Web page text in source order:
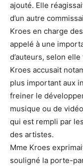
ajouté. Elle
d’un autre
Kroes en charge
appelé à une
d’auteurs, selon
Kroes accusait
plus important aux
freiner le
musique ou de
qui est rempli par
des artistes.
Mme Kroes
souligné la porte-